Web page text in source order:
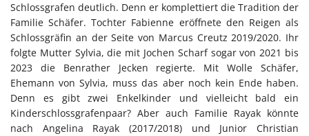
Schlossgrafen deutlich. Denn er komplettiert die Tradition der
Familie Schäfer. Tochter Fabienne eröffnete den Reigen als
Schlossgräfin an der Seite von Marcus Creutz 2019/2020. Ihr
folgte Mutter Sylvia, die mit Jochen Scharf sogar von 2021 bis
2023 die Benrather Jecken regierte. Mit Wolle Schäfer,
Ehemann von Sylvia, muss das aber noch kein Ende haben.
Denn es gibt zwei Enkelkinder und vielleicht bald ein
Kinderschlossgrafenpaar? Aber auch Familie Rayak könnte
nach Angelina Rayak (2017/2018) und Junior Christian